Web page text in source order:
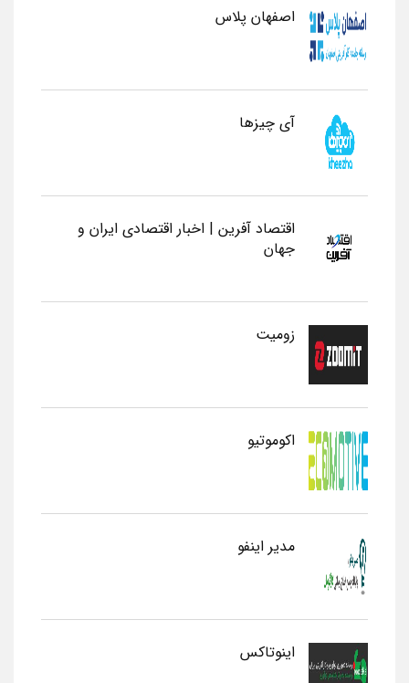
اصفهان پلاس
آی چیزها
اقتصاد آفرین | اخبار اقتصادی ایران و
جهان
زومیت
اکوموتیو
مدیر اینفو
اینوتاکس